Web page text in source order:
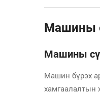
Машины
Машины
Машин бүрэх
хамгаалалтын